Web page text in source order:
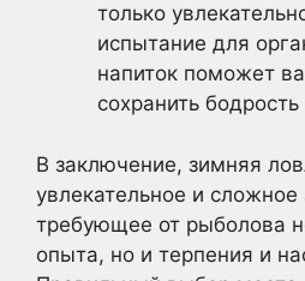
только
испытание для
напиток поможет
сохранить бодрость
В заключение, зимняя
увлекательное и сложное
требующее от рыболова
опыта, но и терпения и